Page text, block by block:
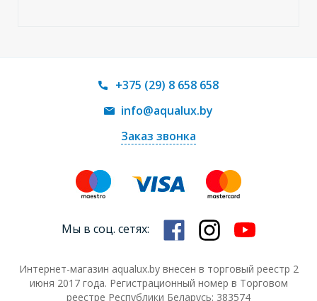
+375 (29) 8 658 658
info@aqualux.by
Заказ звонка
Мы в соц. сетях:
Интернет-магазин aqualux.by внесен в торговый реестр 2
июня 2017 года. Регистрационный номер в Торговом
реестре Республики Беларусь: 383574